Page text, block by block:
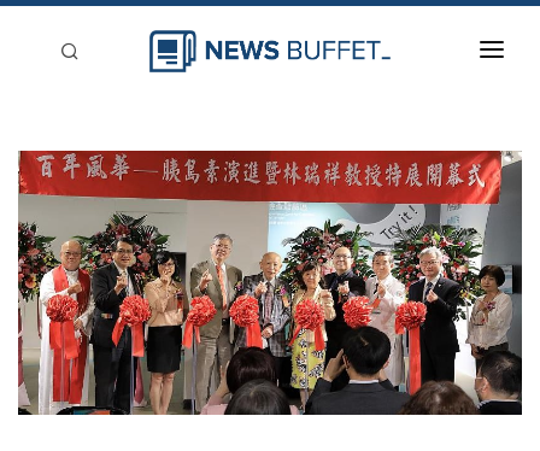
新聞稿分類
刊登